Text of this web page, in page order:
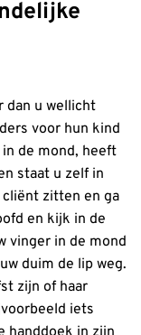
dan u wellicht
voor hun kind
de mond, heeft
staat u zelf in
zitten en ga
en kijk in de
vinger in de mond
duim de lip weg.
zijn of haar
iets